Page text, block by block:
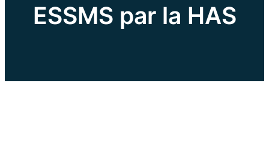
ESSMS par la HAS